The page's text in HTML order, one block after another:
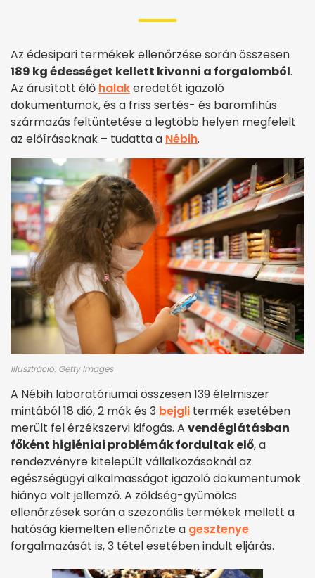
Az édesipari termékek ellenőrzése során összesen
189 kg édességet kellett kivonni a forgalomból.
Az árusított élő halakeredetét igazoló
dokumentumok, és a friss sertés- és baromfihús
származás feltüntetése a legtöbb helyen megfelelt
az előírásoknak – tudatta a Nébih.
Illusztráció: Getty Images
A Nébih laboratóriumai összesen 139 élelmiszer
mintából 18 dió, 2 mák és 3 bejgli termék esetében
merült fel érzékszervi kifogás. A vendéglátásban
főként higiéniai problémák fordultak elő, a
rendezvényre kitelepült vállalkozásoknál az
egészségügyi alkalmasságot igazoló dokumentumok
hiánya volt jellemző. A zöldség-gyümölcs
ellenőrzések során a szezonális termékek mellett a
hatóság kiemelten ellenőrizte a gesztenye
forgalmazását is, 3 tétel esetében indult eljárás.